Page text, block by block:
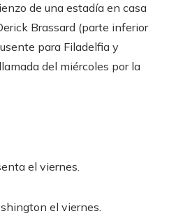
de una estadía en casa
Brassard (parte inferior
para Filadelfia y
del miércoles por la
el viernes.
el viernes.